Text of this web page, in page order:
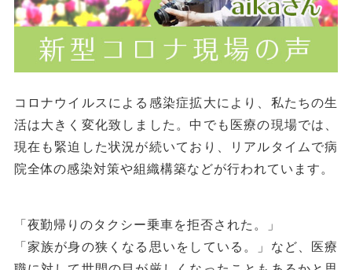
コロナウイルスによる感染症拡大により、私たちの生
活は大きく変化致しました。中でも医療の現場では、
現在も緊迫した状況が続いており、リアルタイムで病
院全体の感染対策や組織構築などが行われています。
「夜勤帰りのタクシー乗車を拒否された。」
「家族が身の狭くなる思いをしている。」など、医療